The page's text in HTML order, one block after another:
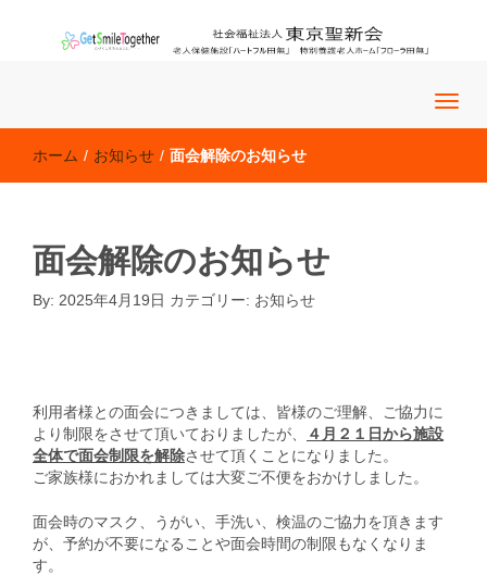
ホーム / お知らせ / 面会解除のお知らせ
面会解除のお知らせ
By: 2025年4月19日 カテゴリー: お知らせ
利用者様との面会につきましては、皆様のご理解、ご協力に
より制限をさせて頂いておりましたが、
４月２１日から施設
全体で面会制限を解除させて頂くことになりました。
ご家族様におかれましては大変ご不便をおかけしました。
面会時のマスク、うがい、手洗い、検温のご協力を頂きます
が、予約が不要になることや面会時間の制限もなくなりま
す。